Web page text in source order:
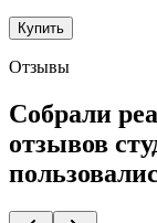
Купить
Отзывы
Собрали
отзывов